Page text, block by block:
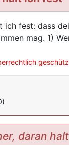
ich fest: dass
mag. 1)
daran